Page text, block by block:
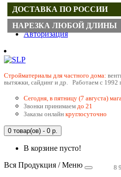
Регистрация
Авторизация
Cтройматериалы для частного дома:
вытяжки, сайдинг и др. Работаем с 1992
Сегодня, в пятницу (7 августа)
Звонки принимаем до 21
Заказы онлайн круглосуточно
0 товар(ов) - 0 р.
В корзине пусто!
8
Вся Продукция / Меню
ДОСТАВКА ПО РОССИИ
НАРЕЗКА ЛЮБОЙ ДЛИНЫ